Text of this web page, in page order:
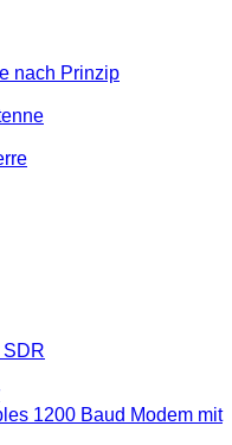
nach Prinzip
SDR
1200 Baud Modem mit